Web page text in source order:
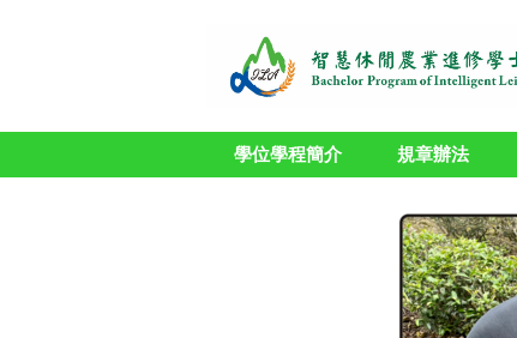
學位學程簡介 規章辦法